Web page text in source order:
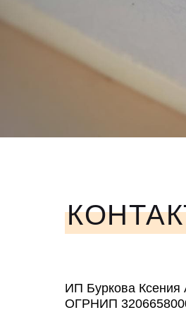
ИП Буркова Ксения
ОГРНИП